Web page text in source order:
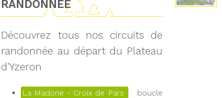
RANDONNÉE
Découvrez tous nos circuits de
randonnée au départ du Plateau
d'Yzeron
La Madone - Croix de Pars
boucle